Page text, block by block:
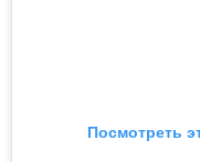
Посмотреть